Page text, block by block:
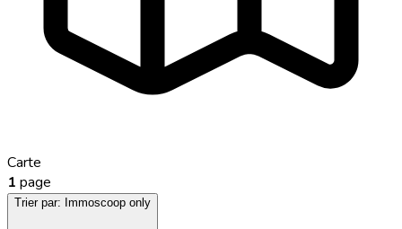
Carte
1 page
Trier par: Immoscoop only